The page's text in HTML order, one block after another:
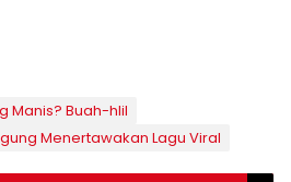
Manis? Buah-hlil
Menertawakan Lagu Viral